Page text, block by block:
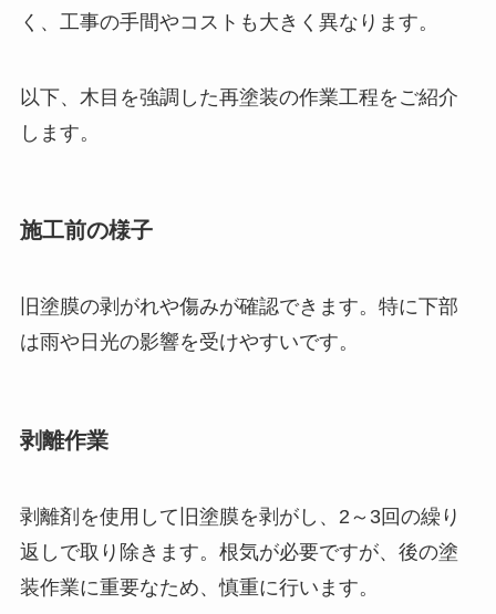
く、工事の手間やコストも大きく異なります。
以下、木目を強調した再塗装の作業工程をご紹介
します。
施工前の様子
旧塗膜の剥がれや傷みが確認できます。特に下部
は雨や日光の影響を受けやすいです。
剥離作業
剥離剤を使用して旧塗膜を剥がし、2～3回の繰り
返しで取り除きます。根気が必要ですが、後の塗
装作業に重要なため、慎重に行います。